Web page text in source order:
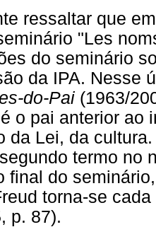
ressaltar que
"Les
do seminário
da IPA. Nesse
do-Pai (1963/
o pai anterior ao
da Lei, da
termo no
final do
torna-se
p. 87).